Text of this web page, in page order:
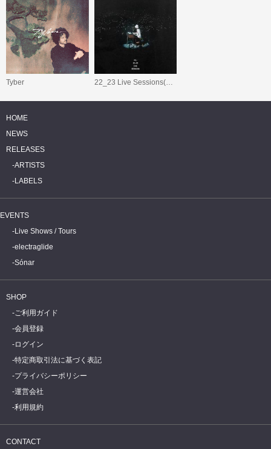
Tyber 22_23 Live Sessions(国内盤CD)
HOME
NEWS
RELEASES
ARTISTS
LABELS
EVENTS
Live Shows / Tours
electraglide
Sónar
SHOP
ご利用ガイド
会員登録
ログイン
特定商取引法に基づく表記
プライバシーポリシー
運営会社
利用規約
CONTACT